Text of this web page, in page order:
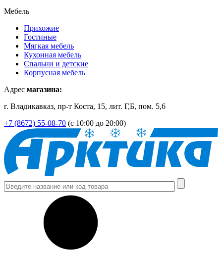
Мебель
Прихожие
Гостиные
Мягкая мебель
Кухонная мебель
Спальни и детские
Корпусная мебель
Адрес магазина:
г. Владикавказ, пр-т Коста, 15, лит. Г,Б, пом. 5,6
+7 (8672) 55-08-70 (с 10:00 до 20:00)